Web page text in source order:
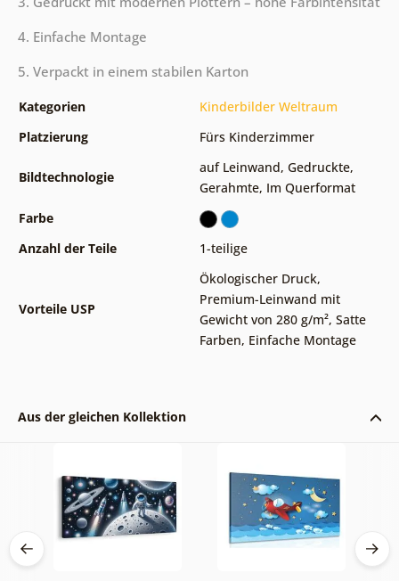
4. Einfache Montage
5. Verpackt in einem stabilen Karton
Kategorien
Kinderbilder Weltraum
Platzierung
Fürs Kinderzimmer
Bildtechnologie
auf Leinwand, Gedruckte,
Gerahmte, Im Querformat
Farbe
Anzahl der Teile
1-teilige
Vorteile USP
Ökologischer Druck,
Premium-Leinwand mit
Gewicht von 280 g/m², Satte
Farben, Einfache Montage
Aus der gleichen Kollektion